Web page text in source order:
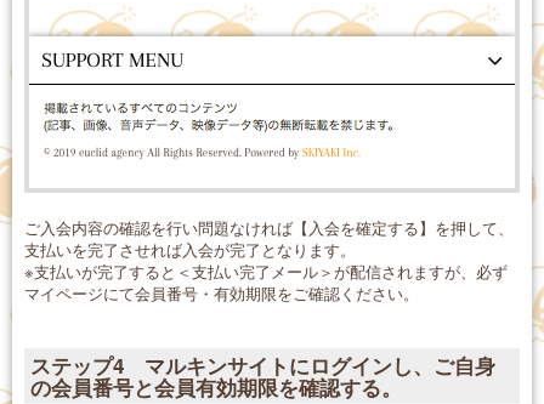
ご入会内容の確認を行い問題なければ【入会を確定する】を押して、
支払いを完了させれば入会が完了となります。
※支払いが完了すると＜支払い完了メール＞が配信されますが、必ず
マイページにて会員番号・有効期限をご確認ください。
ステップ4 マルキンサイトにログインし、ご自身
の会員番号と会員有効期限を確認する。